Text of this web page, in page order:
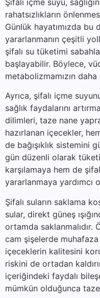
rahatsızlıkların
Günlük hayatımızda
yararlanmanın çeşitli
şifalı su tüketimi
başlayabilir. Böylece,
metabolizmamızın daha
Ayrıca, şifalı içme
sağlık faydalarını
dilimleri, taze nane
hazırlanan içecekler,
de bağışıklık sistemini
gün düzenli olarak
karşılamaya hem de
yararlanmaya yardımcı
Şifalı suların saklama
sular, direkt güneş
ortamda saklanmalıdır.
cam şişelerde
içeceklerin kalitesini
riskini de ortadan
içeriğindeki faydalı
mümkün olduğunca